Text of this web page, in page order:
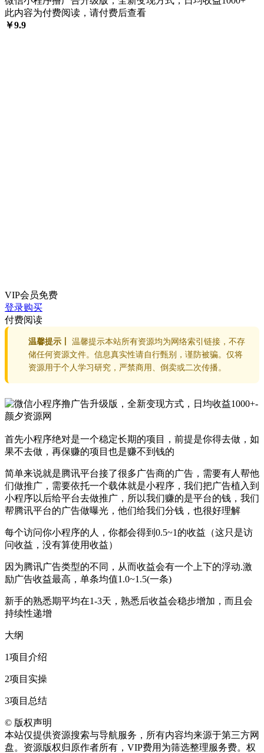
此内容为付费阅读，请付费后查看
￥9.9
VIP会员免费
登录购买
付费阅读
温馨提示丨
温馨提示本站所有资源均为网络索引链接，不存
储任何资源文件。信息真实性请自行甄别，谨防被骗。仅将
资源用于个人学习研究，严禁商用、倒卖或二次传播。
首先小程序绝对是一个稳定长期的项目，前提是你得去做，如
果不去做，再保赚的项目也是赚不到钱的
简单来说就是腾讯平台接了很多广告商的广告，需要有人帮他
们做推广，需要依托一个载体就是小程序，我们把广告植入到
小程序以后给平台去做推广，所以我们赚的是平台的钱，我们
帮腾讯平台的广告做曝光，他们给我们分钱，也很好理解
每个访问你小程序的人，你都会得到0.5~1的收益（这只是访
问收益，没有算使用收益）
因为腾讯广告类型的不同，从而收益会有一个上下的浮动.激
励广告收益最高，单条均值1.0~1.5(一条)
新手的熟悉期平均在1-3天，熟悉后收益会稳步增加，而且会
持续性递增
大纲
1项目介绍
2项目实操
3项目总结
© 版权声明
本站仅提供资源搜索与导航服务，所有内容均来源于第三方网
盘。资源版权归原作者所有，VIP费用为筛选整理服务费。权